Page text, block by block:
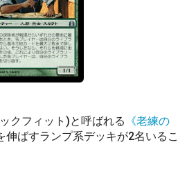
クフィット)と呼ばれる 《老練の
伸ばすランプ系デッキが2名いるこ